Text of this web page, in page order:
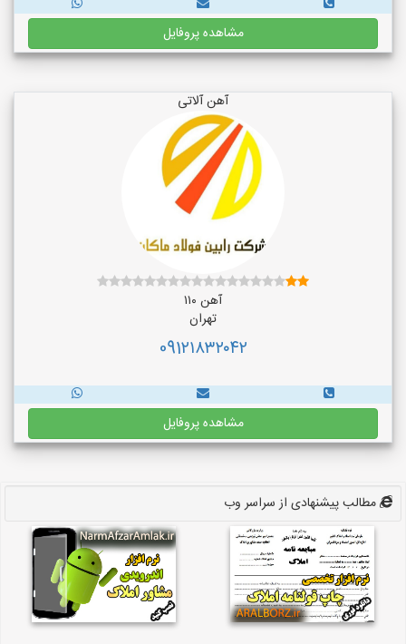
مشاهده پروفایل
آهن آلاتی
آهن ۱۱۰
تهران
091۲۱۸۳۲۰۴۲
مشاهده پروفایل
مطالب پیشنهادی از سراسر وب